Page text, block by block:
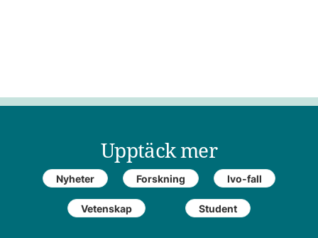
Upptäck mer
Nyheter Forskning Ivo-fall
Vetenskap Student